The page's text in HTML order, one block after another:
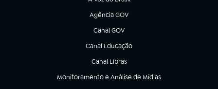
(abre em nova aba)
Agência GOV
(abre em nova aba)
Canal GOV
(abre em nova aba)
Canal Educação
(abre em nova aba)
Canal Libras
(abre em nova aba)
Monitoramento e Análise de Mídias
(abre em nova aba)